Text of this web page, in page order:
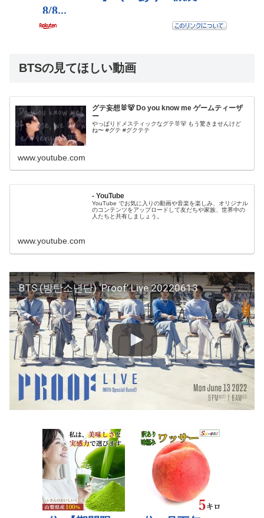
BTSの見てほしい動画
グテ妄想🐰🐻 Do you know me ゲームティーザ
ー
やっぱりドメスティックなグテ🐰🐻 もう驚きませんけど
ね〜 #グテ #グクテテ
www.youtube.com
- YouTube
YouTube でお気に入りの動画や音楽を楽しみ、オリジナル
のコンテンツをアップロードして友だちや家族、世界中の
人たちと共有しましょう。
www.youtube.com
BTS (방탄소년단) ‘Proof’ Live 20220613